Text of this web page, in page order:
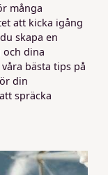
många
att kicka igång
skapa en
dina
bästa tips på
din
spräcka